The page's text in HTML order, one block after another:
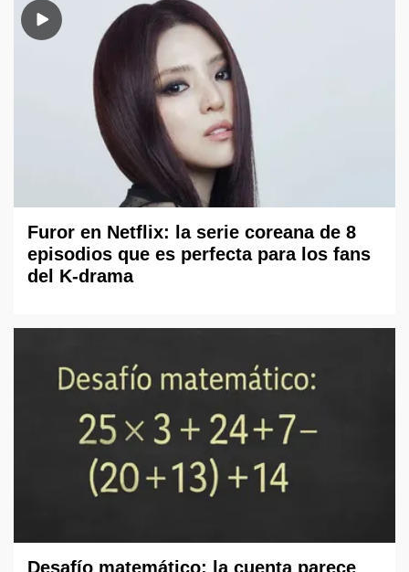
Furor en Netflix: la serie coreana de 8
episodios que es perfecta para los fans
del K-drama
Desafío matemático: la cuenta parece